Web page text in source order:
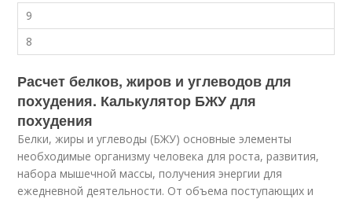
9
8
Расчет белков, жиров и углеводов для
похудения. Калькулятор БЖУ для
похудения
Белки, жиры и углеводы (БЖУ) основные элементы
необходимые организму человека для роста, развития,
набора мышечной массы, получения энергии для
ежедневной деятельности. От объема поступающих и